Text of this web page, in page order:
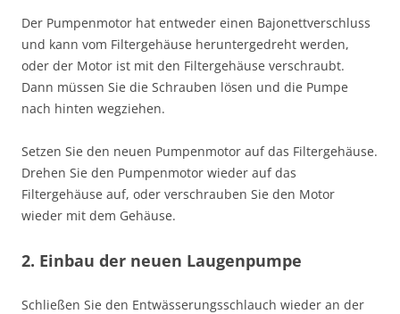
Der Pumpenmotor hat entweder einen Bajonettverschluss
und kann vom Filtergehäuse heruntergedreht werden,
oder der Motor ist mit den Filtergehäuse verschraubt.
Dann müssen Sie die Schrauben lösen und die Pumpe
nach hinten wegziehen.
Setzen Sie den neuen Pumpenmotor auf das Filtergehäuse.
Drehen Sie den Pumpenmotor wieder auf das
Filtergehäuse auf, oder verschrauben Sie den Motor
wieder mit dem Gehäuse.
2. Einbau der neuen Laugenpumpe
Schließen Sie den Entwässerungsschlauch wieder an der